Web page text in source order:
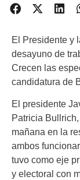
El Presidente y
desayuno de
Crecen las
candidatura de
El presidente
Patricia
mañana en la
ambos
tuvo como eje
y electoral con